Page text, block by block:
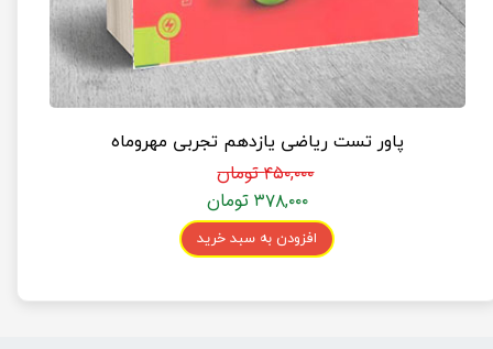
پاور تست ریاضی یازدهم تجربی مهروماه
۴۵۰,۰۰۰ تومان
۳۷۸,۰۰۰ تومان
افزودن به سبد خرید